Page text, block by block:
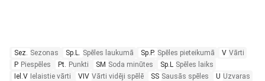
Sez. Sezonas Sp.L. Spēles laukumā Sp.P. Spēles pieteikumā V Vārti
P Piespēles Pt. Punkti SM Soda minūtes Sp.L Spēles laiks
Iel.V Ielaistie vārti VIV Vārti vidēji spēlē SS Sausās spēles U Uzvaras